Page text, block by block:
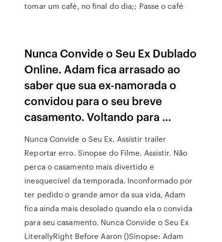
tomar um café, no final do dia;; Passe o café
Nunca Convide o Seu Ex Dublado
Online. Adam fica arrasado ao
saber que sua ex-namorada o
convidou para o seu breve
casamento. Voltando para …
Nunca Convide o Seu Ex. Assistir trailer
Reportar erro. Sinopse do Filme. Assistir. Não
perca o casamento mais divertido e
inesquecível da temporada. Inconformado por
ter pedido o grande amor da sua vida, Adam
fica ainda mais desolado quando ela o convida
para seu casamento. Nunca Convide o Seu Ex
LiterallyRight Before Aaron ()Sinopse: Adam